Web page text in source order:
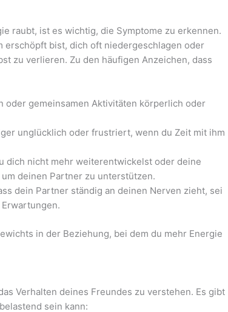
raubt, ist es wichtig, die Symptome zu erkennen.
erschöpft bist, dich oft niedergeschlagen oder
zu verlieren. Zu den häufigen Anzeichen, dass
oder gemeinsamen Aktivitäten körperlich oder
unglücklich oder frustriert, wenn du Zeit mit ihm
dich nicht mehr weiterentwickelst oder deine
deinen Partner zu unterstützen.
dein Partner ständig an deinen Nerven zieht, sei
in der Beziehung, bei dem du mehr Energie
Verhalten deines Freundes zu verstehen. Es gibt
sein kann: